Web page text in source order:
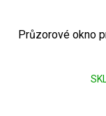
Průzorové okno